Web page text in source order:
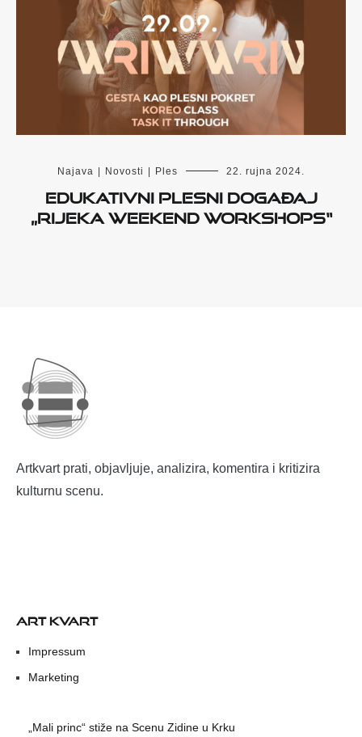
Najava Novosti Ples 22. rujna 2024.
EDUKATIVNI PLESNI DOGAĐAJ
„RIJEKA WEEKEND WORKSHOPS“
Artkvart prati, objavljuje, analizira, komentira i kritizira
kulturnu scenu.
ART KVART
Impressum
Marketing
„Mali princ“ stiže na Scenu Zidine u Krku